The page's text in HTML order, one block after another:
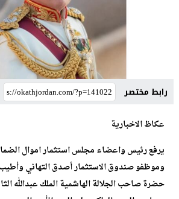
رابط مختصر
عكاظ الاخبارية
يرفع رئيس واعضاء مجلس استثمار اموال
وموظفو صندوق الاستثمار أصدق التهاني وأطيب
حضرة صاحب الجلالة الهاشمية الملك عبدالله